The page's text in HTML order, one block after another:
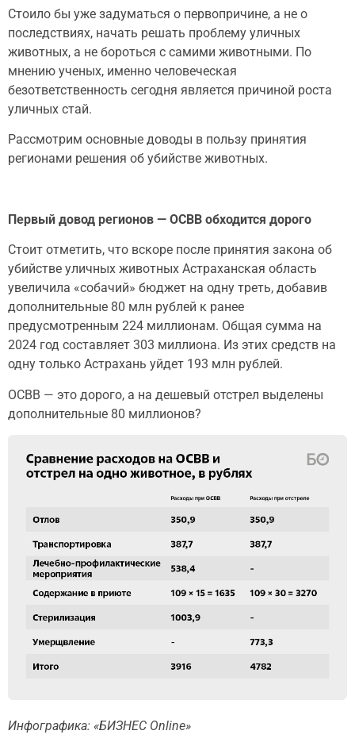
Стоило бы уже задуматься о первопричине, а не о
последствиях, начать решать проблему уличных
животных, а не бороться с самими животными. По
мнению ученых, именно человеческая
безответственность сегодня является причиной роста
уличных стай.
Рассмотрим основные доводы в пользу принятия
регионами решения об убийстве животных.
Первый довод регионов — ОСВВ обходится дорого
Стоит отметить, что вскоре после принятия закона об
убийстве уличных животных Астраханская область
увеличила «собачий» бюджет на одну треть, добавив
дополнительные 80 млн рублей к ранее
предусмотренным 224 миллионам. Общая сумма на
2024 год составляет 303 миллиона. Из этих средств на
одну только Астрахань уйдет 193 млн рублей.
ОСВВ — это дорого, а на дешевый отстрел выделены
дополнительные 80 миллионов?
Инфографика: «БИЗНЕС Online»